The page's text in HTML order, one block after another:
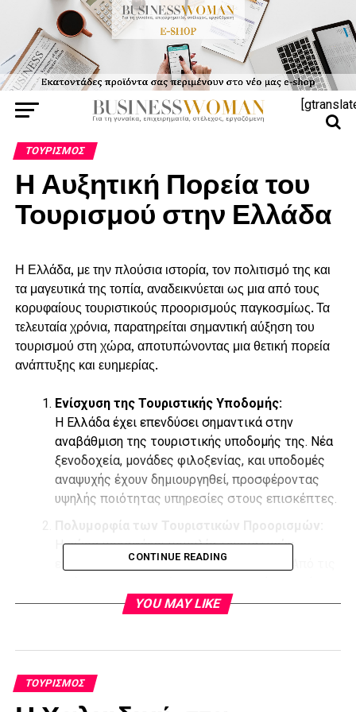
ΤΟΥΡΙΣΜΌΣ
Η Αυξητική Πορεία του
Τουρισμού στην Ελλάδα
Η Ελλάδα, με την πλούσια ιστορία, τον πολιτισμό της και
τα μαγευτικά της τοπία, αναδεικνύεται ως μια από τους
κορυφαίους τουριστικούς προορισμούς παγκοσμίως. Τα
τελευταία χρόνια, παρατηρείται σημαντική αύξηση του
τουρισμού στη χώρα, αποτυπώνοντας μια θετική πορεία
ανάπτυξης και ευημερίας.
Ενίσχυση της Τουριστικής Υποδομής:
Η Ελλάδα έχει επενδύσει σημαντικά στην
αναβάθμιση της τουριστικής υποδομής της. Νέα
ξενοδοχεία, μονάδες φιλοξενίας, και υποδομές
αναψυχής έχουν δημιουργηθεί, προσφέροντας
υψηλής ποιότητας υπηρεσίες στους επισκέπτες.
Πολυμορφία των Τουριστικών Προορισμών:
Η χώρα προσφέρει ποικιλία τουριστικών
εμπειριών, καλύπτοντας όλα τα γούστα. Από τις
μέχρι τα ιστορικά μνημεία σε πόλεις όπως η
Η χρήση ψηφιακών μέσων και κοινωνικών
δικτύων έχει δώσει ώθηση στην προβολή των
CONTINUE READING
YOU MAY LIKE
ΤΟΥΡΙΣΜΌΣ